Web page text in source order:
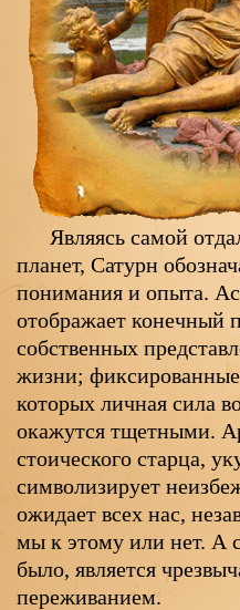
Являясь самой
планет, Сатурн
понимания и опыта.
отображает конечный
собственных
жизни;
которых личная сила
окажутся тщетными.
стоического старца,
символизирует
ожидает всех нас,
мы к этому или нет. А
было, является
переживанием.